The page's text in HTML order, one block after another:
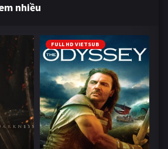
nhiều
FULL HD VIETSUB